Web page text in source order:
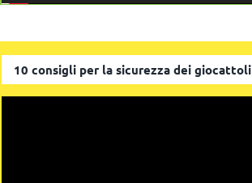
10 consigli per la sicurezza dei giocattoli